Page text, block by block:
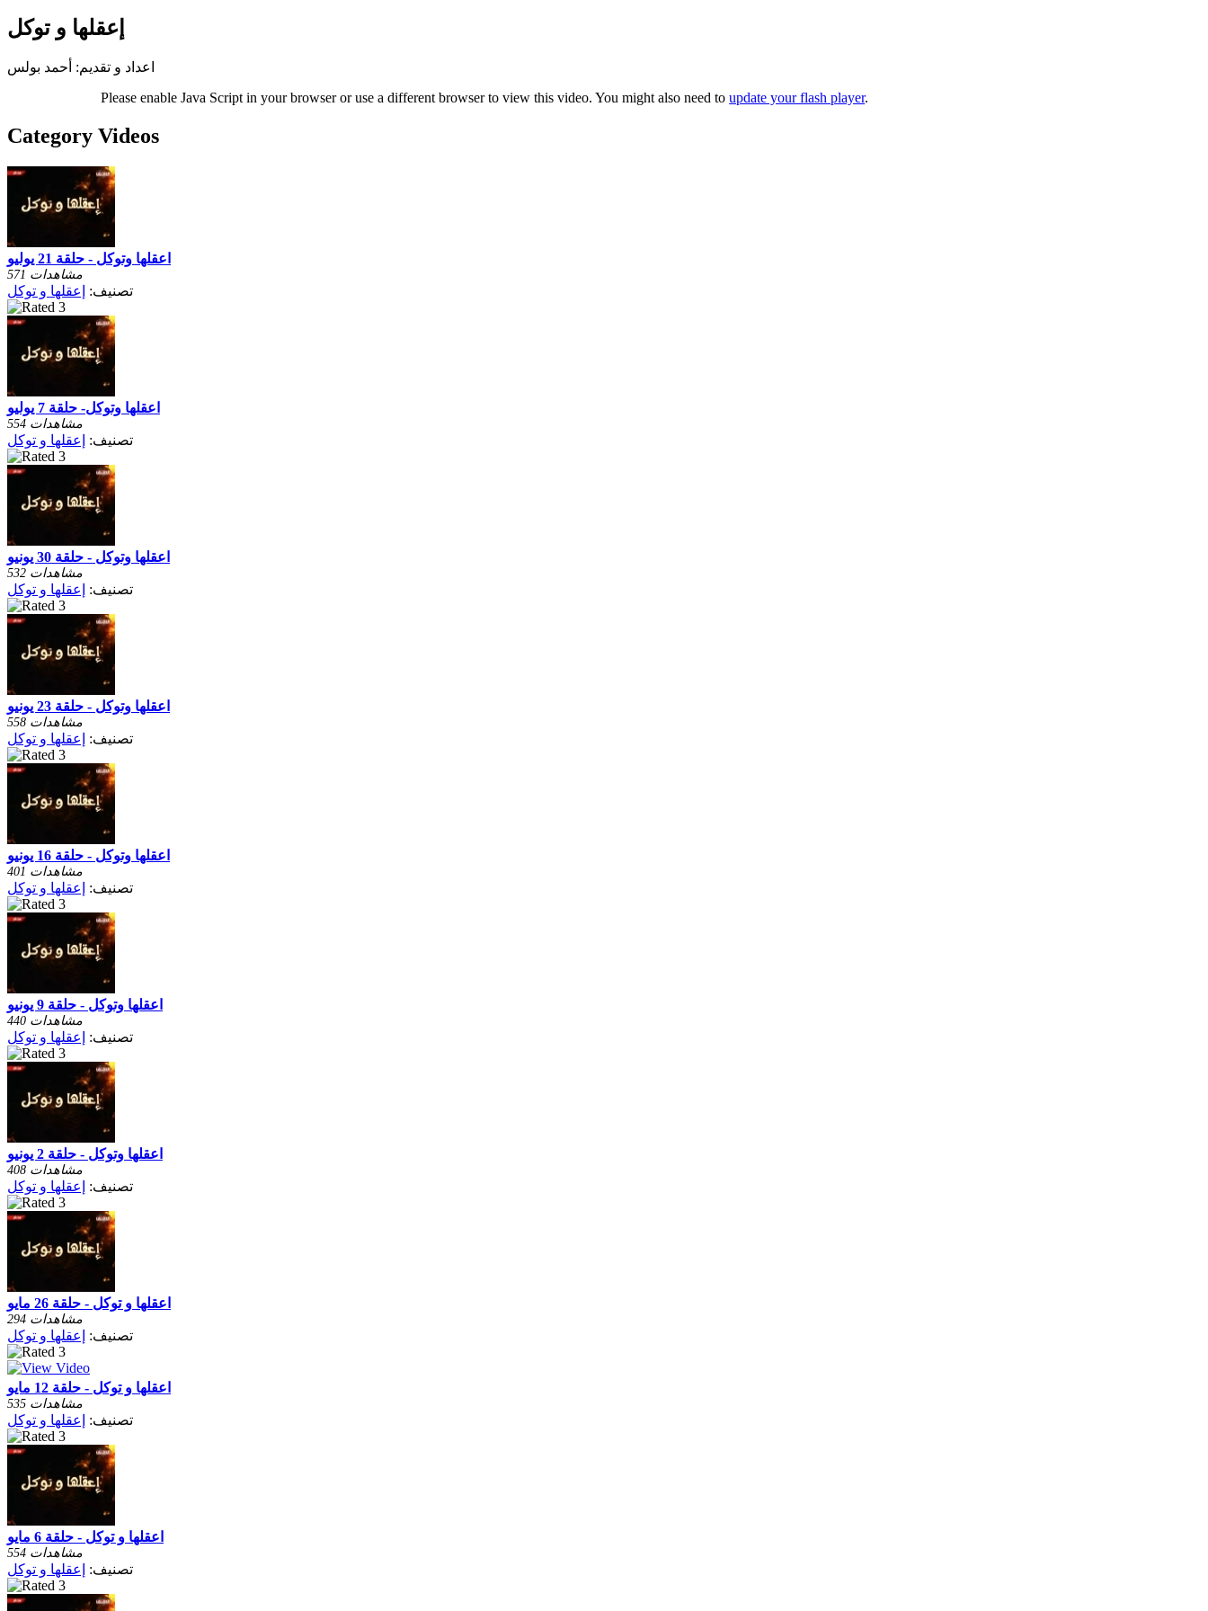
إعقلها و توكل
اعداد و تقديم: أحمد بولس
Please enable Java Script in your browser or use a different browser to view this video. You might also need toupdate your flash player.
Category Videos
اعقلها وتوكل - حلقة 21 يوليو
571 مشاهدات
تصنيف: إعقلها و توكل
اعقلها وتوكل- حلقة 7 يوليو
554 مشاهدات
تصنيف: إعقلها و توكل
اعقلها وتوكل - حلقة 30 يونيو
532 مشاهدات
تصنيف: إعقلها و توكل
اعقلها وتوكل - حلقة 23 يونيو
558 مشاهدات
تصنيف: إعقلها و توكل
اعقلها وتوكل - حلقة 16 يونيو
401 مشاهدات
تصنيف: إعقلها و توكل
اعقلها وتوكل - حلقة 9 يونيو
440 مشاهدات
تصنيف: إعقلها و توكل
اعقلها وتوكل - حلقة 2 يونيو
408 مشاهدات
تصنيف: إعقلها و توكل
اعقلها و توكل - حلقة 26 مايو
294 مشاهدات
تصنيف: إعقلها و توكل
اعقلها و توكل - حلقة 12 مايو
535 مشاهدات
تصنيف: إعقلها و توكل
اعقلها و توكل - حلقة 6 مايو
554 مشاهدات
تصنيف: إعقلها و توكل